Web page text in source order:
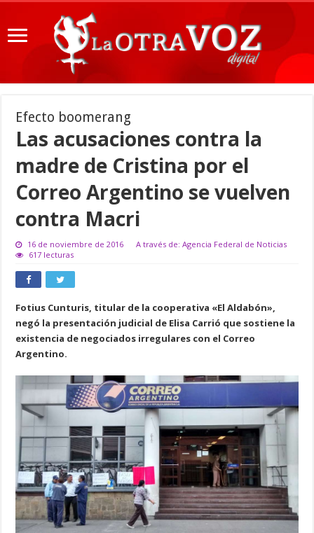
Efecto boomerang
Las acusaciones contra la
madre de Cristina por el
Correo Argentino se vuelven
contra Macri
16 de noviembre de 2016
A través de: Agencia Federal de Noticias
617 lecturas
Fotius Cunturis, titular de la cooperativa «El Aldabón»,
negó la presentación judicial de Elisa Carrió que sostiene la
existencia de negociados irregulares con el Correo
Argentino.